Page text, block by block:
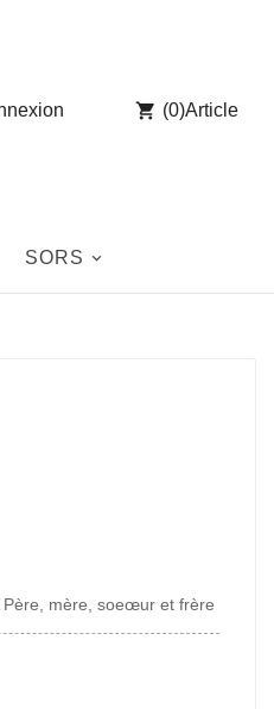
 (0)Article
SORS
Père, mère, soeœur et frère